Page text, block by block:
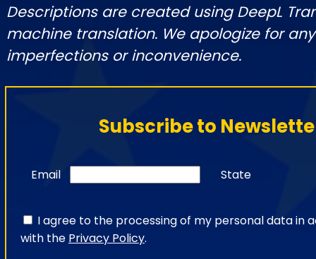
Descriptions are created using DeepL
machine translation. We apologize for
imperfections or inconvenience.
Subscribe to
Email State
I agree to the processing of my personal data in
with the Privacy Policy.